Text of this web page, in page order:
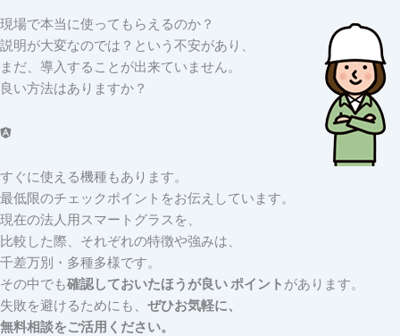
現場で本当に使ってもらえるのか？
説明が大変なのでは？という不安があり、
まだ、導入することが出来ていません。
良い方法はありますか？
すぐに使える機種もあります。
最低限のチェックポイントをお伝えしています。
現在の法人用スマートグラスを、
比較した際、それぞれの特徴や強みは、
千差万別・多種多様です。
その中でも確認しておいたほうが良い ポイント があります。
失敗を避けるためにも、 ぜひお気軽に、
無料相談をご活用ください。